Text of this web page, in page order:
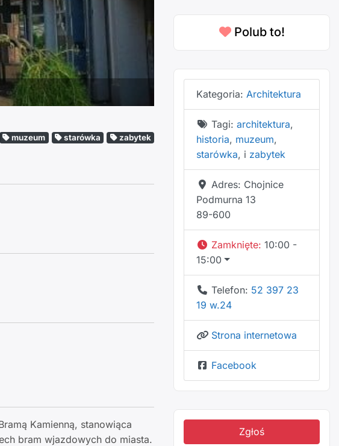
muzeum starówka zabytek
Kamienną, stanowiąca
bram wjazdowych do miasta.
Polub to!
Kategoria: Architektura
Tagi: architektura,
historia, muzeum,
starówka, i zabytek
Adres: Chojnice
Podmurna 13
89-600
Zamknięte: 10:00 -
15:00
Telefon: 52 397 23
19 w.24
Strona internetowa
Facebook
Zgłoś